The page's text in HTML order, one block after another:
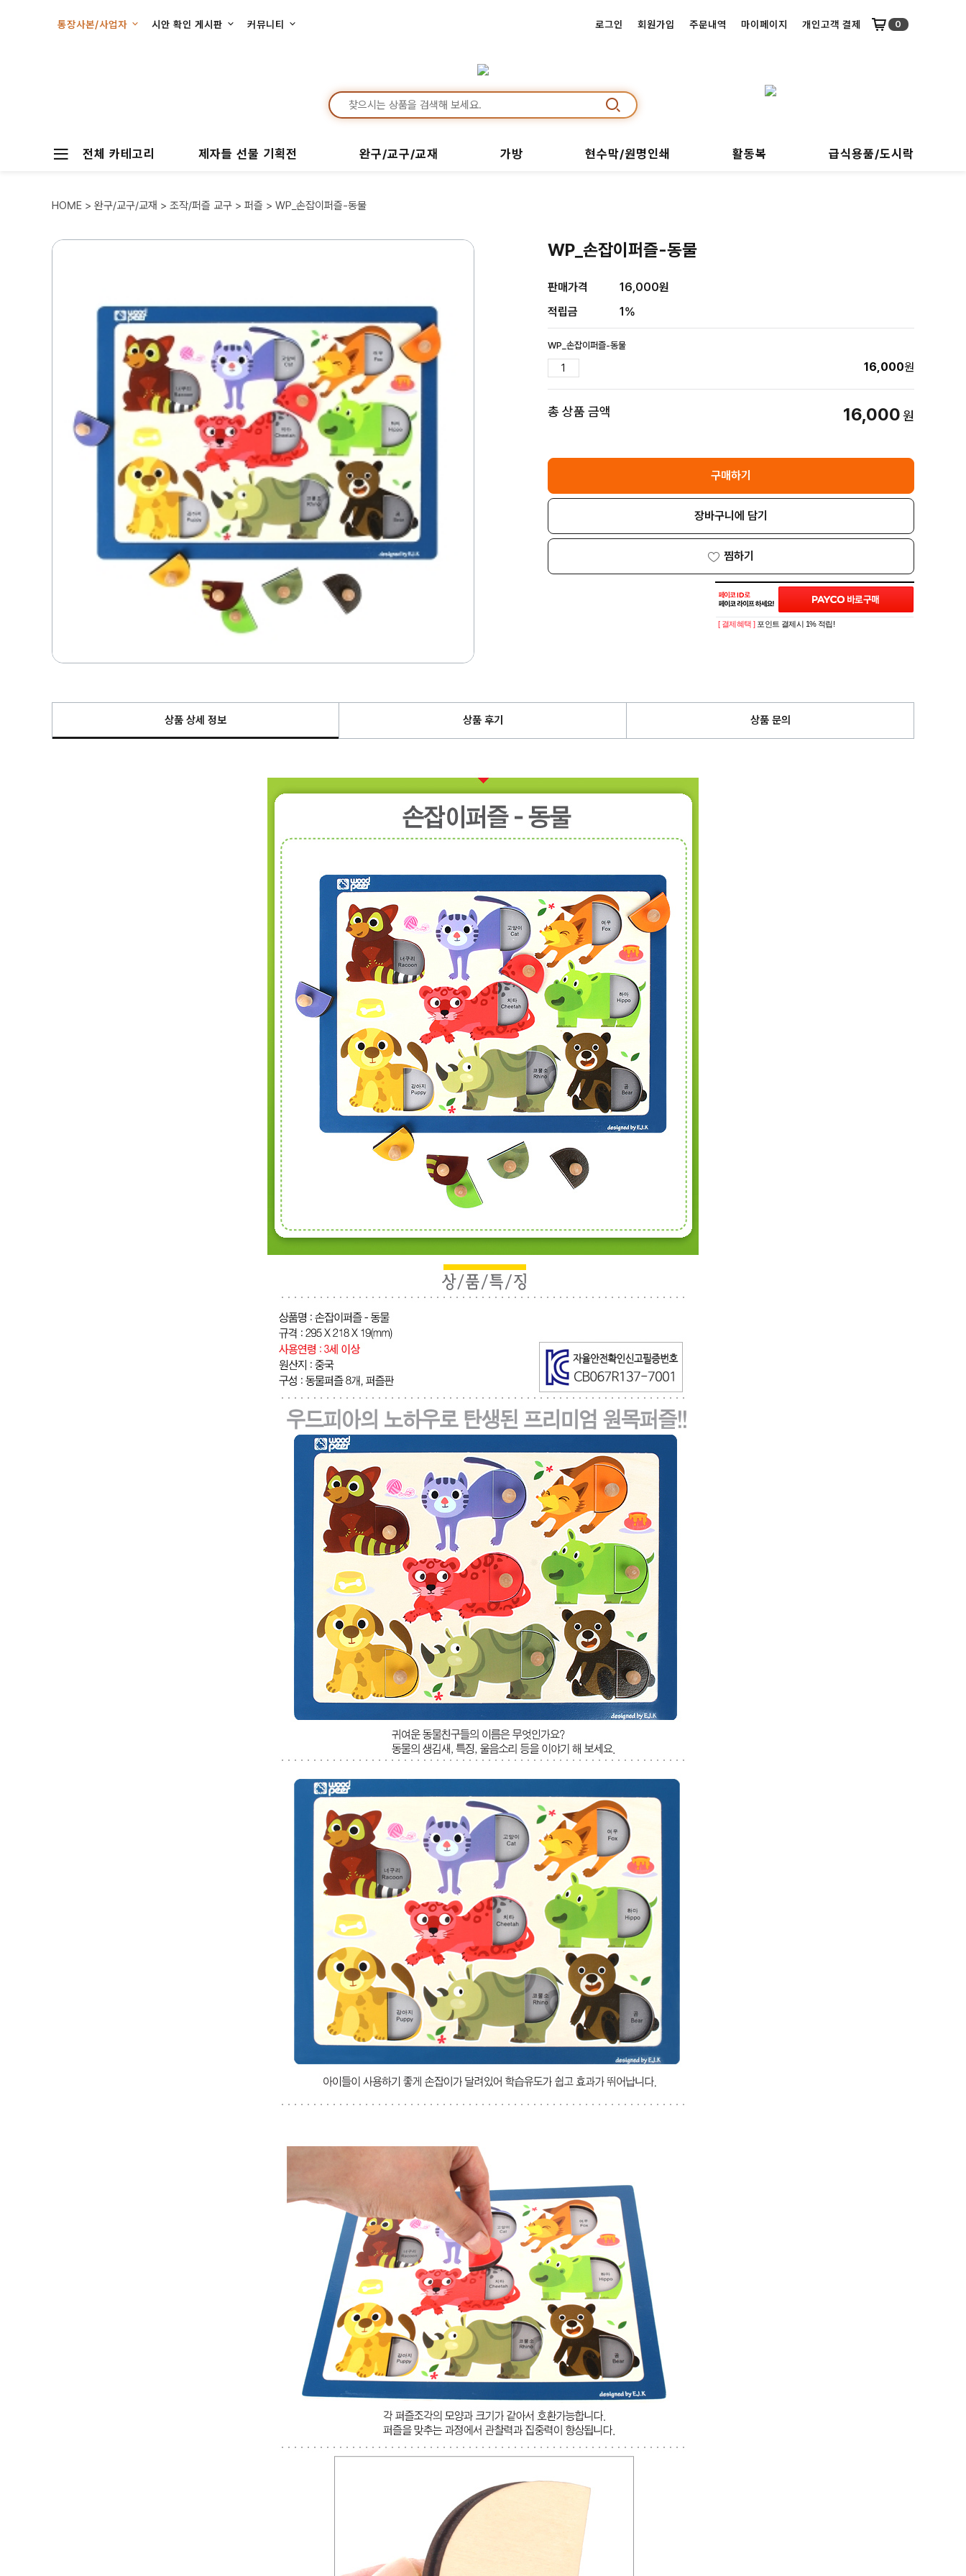
통장사본/사업자 시안 확인 게시판 커뮤니티 로그인 회원가입 주문내역 마이페이지 개인고객 결제 0
전체 카테고리 제자들 선물 기획전 완구/교구/교재 가방 현수막/원명인쇄 활동복 급식용품/도시락
HOME > 완구/교구/교재 > 조작/퍼즐 교구 > 퍼즐 > WP_손잡이퍼즐-동물
WP_손잡이퍼즐-동물
판매가격 16,000원
적립금
1%
WP_손잡이퍼즐-동물
16,000원
총 상품 금액 16,000원
구매하기
장바구니에 담기
찜하기
[ 결제혜택 ] 포인트 결제시 1% 적립!
상품 상세 정보 상품 후기 상품 문의